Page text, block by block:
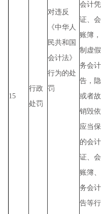
对违反
《中华人
民共和国
会计法》
行为的处
罚
15
行政
处罚
会计凭
证、
账簿
制虚
务会
告，
或者
销毁
应当
的会
证、
账簿
务会
告等